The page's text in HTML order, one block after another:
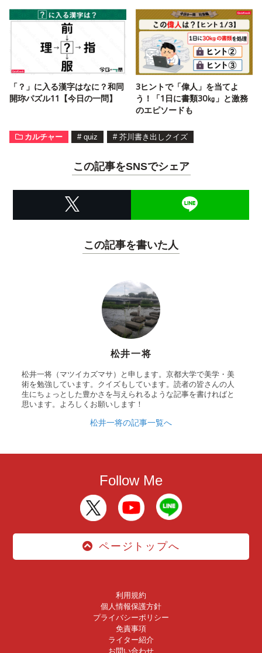
「？」に入る漢字はなに？和同
開珎パズル11【今日の一問】
3ヒントで「偉人」を当てよ
う！「1日に書類30㎏」と激務
のエピソードも
カルチャー # quiz # 芥川書き出しクイズ
この記事をSNSでシェア
この記事を書いた人
松井一将
松井一将（マツイカズマサ）と申します。京都大学で美学・美
術を勉強しています。クイズもしています。読者の皆さんの人
生にちょっとした豊かさを与えられるような記事を書ければと
思います。よろしくお願いします！
松井一将の記事一覧へ
Follow Me
ページトップへ
利用規約
個人情報保護方針
プライバシーポリシー
免責事項
ライター紹介
お問い合わせ